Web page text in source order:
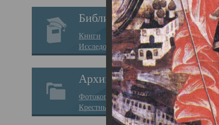
Библиотека
Книги
Исследования
Архив
Фотокопии дел
Крестные ходы